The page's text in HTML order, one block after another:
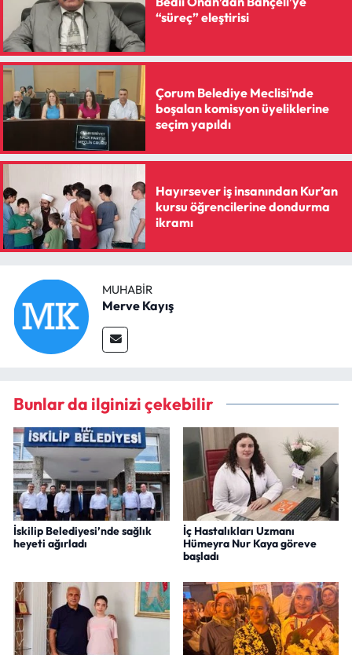
“süreç” eleştirisi
Çorum Belediye Meclisi’nde
boşalan komisyon üyeliklerine
seçim yapıldı
Hayırsever iş insanından Kur’an
kursu öğrencilerine dondurma
ikramı
MUHABIR
Merve Kayış
Bunlar da ilginizi çekebilir
İskilip Belediyesi’nde sağlık
heyeti ağırladı
İç Hastalıkları Uzmanı
Hümeyra Nur Kaya göreve
başladı
Sungurlu Haberleri
Uğurludağ Haberleri
Yaşam
Yayla Haber
Yemek Tarifleri
Yerel Haberler